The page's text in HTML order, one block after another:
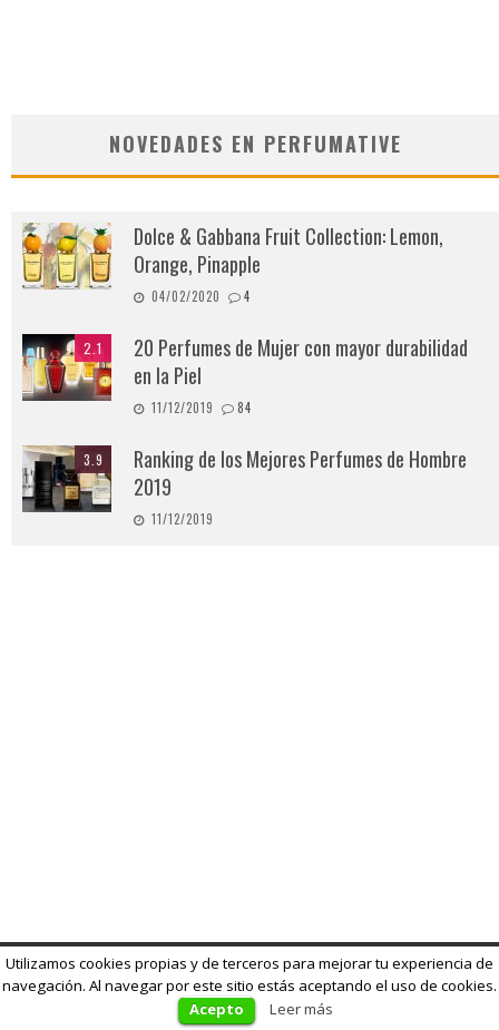
NOVEDADES EN PERFUMATIVE
Dolce & Gabbana Fruit Collection: Lemon,
Orange, Pinapple
04/02/2020 4
2.1
20 Perfumes de Mujer con mayor durabilidad
en la Piel
11/12/2019 84
3.9
Ranking de los Mejores Perfumes de Hombre
2019
11/12/2019
Utilizamos cookies propias y de terceros para mejorar tu experiencia de
navegación. Al navegar por este sitio estás aceptando el uso de cookies.
Acepto
Leer más